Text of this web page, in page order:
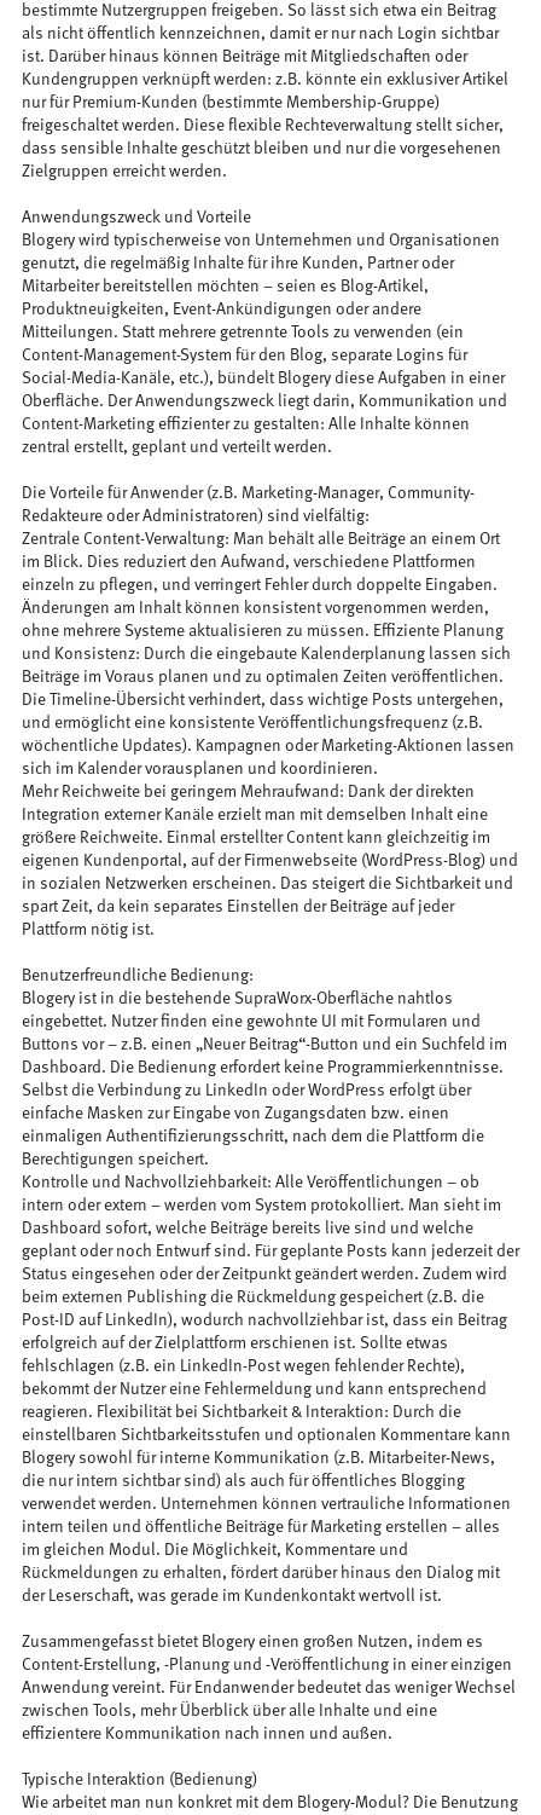
bestimmte Nutzergruppen freigeben. So lässt sich etwa ein Beitrag
als nicht öffentlich kennzeichnen, damit er nur nach Login sichtbar
ist. Darüber hinaus können Beiträge mit Mitgliedschaften oder
Kundengruppen verknüpft werden: z.B. könnte ein exklusiver Artikel
nur für Premium-Kunden (bestimmte Membership-Gruppe)
freigeschaltet werden. Diese flexible Rechteverwaltung stellt sicher,
dass sensible Inhalte geschützt bleiben und nur die vorgesehenen
Zielgruppen erreicht werden.
Anwendungszweck und Vorteile
Blogery wird typischerweise von Unternehmen und Organisationen
genutzt, die regelmäßig Inhalte für ihre Kunden, Partner oder
Mitarbeiter bereitstellen möchten – seien es Blog-Artikel,
Produktneuigkeiten, Event-Ankündigungen oder andere
Mitteilungen. Statt mehrere getrennte Tools zu verwenden (ein
Content-Management-System für den Blog, separate Logins für
Social-Media-Kanäle, etc.), bündelt Blogery diese Aufgaben in einer
Oberfläche. Der Anwendungszweck liegt darin, Kommunikation und
Content-Marketing effizienter zu gestalten: Alle Inhalte können
zentral erstellt, geplant und verteilt werden.
Die Vorteile für Anwender (z.B. Marketing-Manager, Community-
Redakteure oder Administratoren) sind vielfältig:
Zentrale Content-Verwaltung: Man behält alle Beiträge an einem Ort
im Blick. Dies reduziert den Aufwand, verschiedene Plattformen
einzeln zu pflegen, und verringert Fehler durch doppelte Eingaben.
Änderungen am Inhalt können konsistent vorgenommen werden,
ohne mehrere Systeme aktualisieren zu müssen. Effiziente Planung
und Konsistenz: Durch die eingebaute Kalenderplanung lassen sich
Beiträge im Voraus planen und zu optimalen Zeiten veröffentlichen.
Die Timeline-Übersicht verhindert, dass wichtige Posts untergehen,
und ermöglicht eine konsistente Veröffentlichungsfrequenz (z.B.
wöchentliche Updates). Kampagnen oder Marketing-Aktionen lassen
sich im Kalender vorausplanen und koordinieren.
Mehr Reichweite bei geringem Mehraufwand: Dank der direkten
Integration externer Kanäle erzielt man mit demselben Inhalt eine
größere Reichweite. Einmal erstellter Content kann gleichzeitig im
eigenen Kundenportal, auf der Firmenwebseite (WordPress-Blog) und
in sozialen Netzwerken erscheinen. Das steigert die Sichtbarkeit und
spart Zeit, da kein separates Einstellen der Beiträge auf jeder
Plattform nötig ist.
Benutzerfreundliche Bedienung:
Blogery ist in die bestehende SupraWorx-Oberfläche nahtlos
eingebettet. Nutzer finden eine gewohnte UI mit Formularen und
Buttons vor – z.B. einen „Neuer Beitrag“-Button und ein Suchfeld im
Dashboard. Die Bedienung erfordert keine Programmierkenntnisse.
Selbst die Verbindung zu LinkedIn oder WordPress erfolgt über
einfache Masken zur Eingabe von Zugangsdaten bzw. einen
einmaligen Authentifizierungsschritt, nach dem die Plattform die
Berechtigungen speichert.
Kontrolle und Nachvollziehbarkeit: Alle Veröffentlichungen – ob
intern oder extern – werden vom System protokolliert. Man sieht im
Dashboard sofort, welche Beiträge bereits live sind und welche
geplant oder noch Entwurf sind. Für geplante Posts kann jederzeit der
Status eingesehen oder der Zeitpunkt geändert werden. Zudem wird
beim externen Publishing die Rückmeldung gespeichert (z.B. die
Post-ID auf LinkedIn), wodurch nachvollziehbar ist, dass ein Beitrag
erfolgreich auf der Zielplattform erschienen ist. Sollte etwas
fehlschlagen (z.B. ein LinkedIn-Post wegen fehlender Rechte),
bekommt der Nutzer eine Fehlermeldung und kann entsprechend
reagieren. Flexibilität bei Sichtbarkeit & Interaktion: Durch die
einstellbaren Sichtbarkeitsstufen und optionalen Kommentare kann
Blogery sowohl für interne Kommunikation (z.B. Mitarbeiter-News,
die nur intern sichtbar sind) als auch für öffentliches Blogging
verwendet werden. Unternehmen können vertrauliche Informationen
intern teilen und öffentliche Beiträge für Marketing erstellen – alles
im gleichen Modul. Die Möglichkeit, Kommentare und
Rückmeldungen zu erhalten, fördert darüber hinaus den Dialog mit
der Leserschaft, was gerade im Kundenkontakt wertvoll ist.
Zusammengefasst bietet Blogery einen großen Nutzen, indem es
Content-Erstellung, -Planung und -Veröffentlichung in einer einzigen
Anwendung vereint. Für Endanwender bedeutet das weniger Wechsel
zwischen Tools, mehr Überblick über alle Inhalte und eine
effizientere Kommunikation nach innen und außen.
Typische Interaktion (Bedienung)
Wie arbeitet man nun konkret mit dem Blogery-Modul? Die Benutzung